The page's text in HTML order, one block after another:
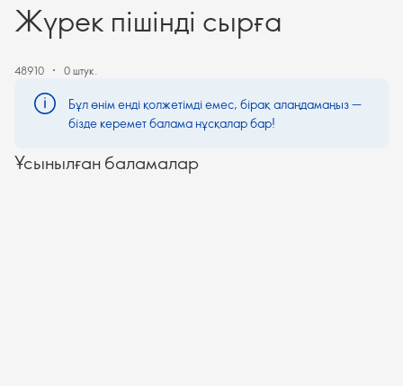
Жүрек пішінді сырға
48910 0 штук.
Бұл өнім енді қолжетімді емес, бірақ алаңдамаңыз —
бізде керемет балама нұсқалар бар!
Ұсынылған баламалар